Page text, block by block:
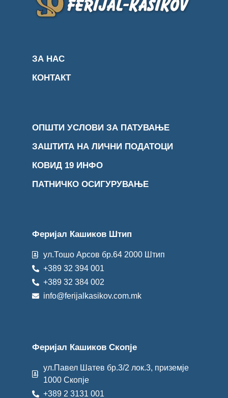
ЗА НАС
КОНТАКТ
ОПШТИ УСЛОВИ ЗА ПАТУВАЊЕ
ЗАШТИТА НА ЛИЧНИ ПОДАТОЦИ
КОВИД 19 ИНФО
ПАТНИЧКО ОСИГУРУВАЊЕ
Феријал Кашиков Штип
ул.Тошо Арсов бр.64 2000 Штип
+389 32 394 001
+389 32 384 002
info@ferijalkasikov.com.mk
Феријал Кашиков Скопје
ул.Павел Шатев бр.3/2 лок.3, приземје
1000 Скопје
+389 2 3131 001